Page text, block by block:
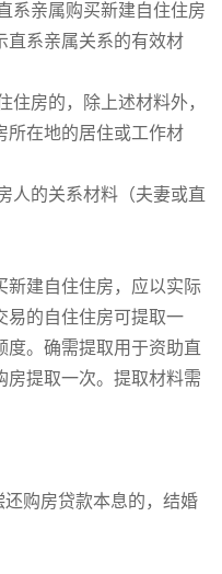
系亲属购买新建自住住房
直系亲属关系的有效材
住房的，除上述材料外，
所在地的居住或工作材
人的关系材料（夫妻或直
新建自住住房，应以实际
易的自住住房可提取一
度。确需提取用于资助直
房提取一次。提取材料需
购房贷款本息的，结婚